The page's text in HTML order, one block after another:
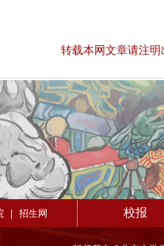
转载本网文章请注明
招生网 校报